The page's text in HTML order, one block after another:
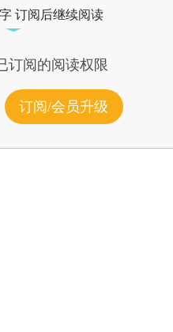
订阅后继续阅读
订阅的阅读权限
订阅/会员升级